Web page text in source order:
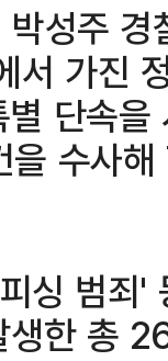
성주
서 가진
단속을
수사
싱 범죄'
생한 총